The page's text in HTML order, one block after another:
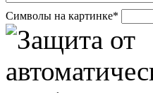
Символы на картинке*